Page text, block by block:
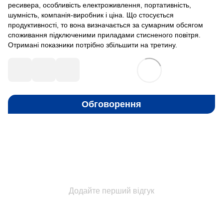
ресивера, особливість електроживлення, портативність,
шумність, компанія-виробник і ціна. Що стосується
продуктивності, то вона визначається за сумарним обсягом
споживання підключеними приладами стисненого повітря.
Отримані показники потрібно збільшити на третину.
Обговорення
Додайте перший відгук